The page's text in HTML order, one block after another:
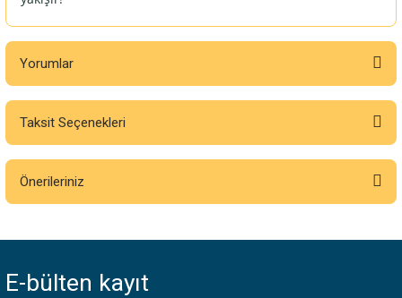
Yorumlar
Taksit Seçenekleri
Önerileriniz
Görüş ve önerileriniz için teşekkür ederiz.
E-bülten kayıt